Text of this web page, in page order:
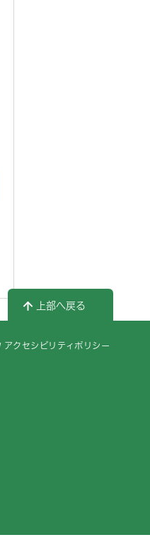
上部へ戻る
アクセシビリティポリシー